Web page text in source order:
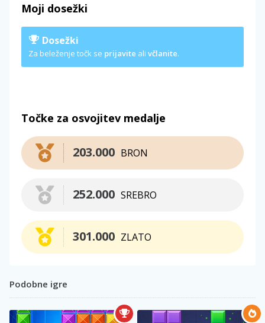
Moji dosežki
Dosežki
Za beleženje točk se prijavite ali včlanite.
Točke za osvojitev medalje
BRON
203.000
SREBRO
252.000
ZLATO
301.000
Podobne igre